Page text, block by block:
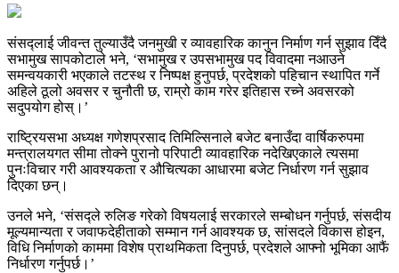
संसद्लाई जीवन्त तुल्याउँदै जनमुखी र व्यावहारिक कानुन निर्माण गर्न सुझाव दिँदै
सभामुख सापकोटाले भने, ‘सभामुख र उपसभामुख पद विवादमा नआउने
समन्वयकारी भएकाले तटस्थ र निष्पक्ष हुनुपर्छ, प्रदेशको पहिचान स्थापित गर्ने
अहिले ठूलो अवसर र चुनौती छ, राम्रो काम गरेर इतिहास रच्ने अवसरको
सदुपयोग होस्।’
राष्ट्रियसभा अध्यक्ष गणेशप्रसाद तिमिल्सिनाले बजेट बनाउँदा वार्षिकरुपमा
मन्त्रालयगत सीमा तोक्ने पुरानो परिपाटी व्यावहारिक नदेखिएकाले त्यसमा
पुनःविचार गरी आवश्यकता र औचित्यका आधारमा बजेट निर्धारण गर्न सुझाव
दिएका छन्।
उनले भने, ‘संसद्ले रुलिङ गरेको विषयलाई सरकारले सम्बोधन गर्नुपर्छ, संसदीय
मूल्यमान्यता र जवाफदेहीताको सम्मान गर्न आवश्यक छ, सांसदले विकास होइन,
विधि निर्माणको काममा विशेष प्राथमिकता दिनुपर्छ, प्रदेशले आफ्नो भूमिका आफैं
निर्धारण गर्नुपर्छ।’